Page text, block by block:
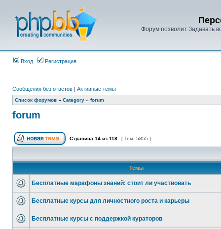
Форум позволит Задавать
Вход Регистрация
Сообщения без ответов | Активные темы
Список форумов » Category » forum
forum
Страница 14 из 118 [ Тем: 5855 ]
Темы
Бесплатные марафоны знаний: стоит ли участвовать
Бесплатные курсы для личностного роста и карьеры
Бесплатные курсы с поддержкой кураторов